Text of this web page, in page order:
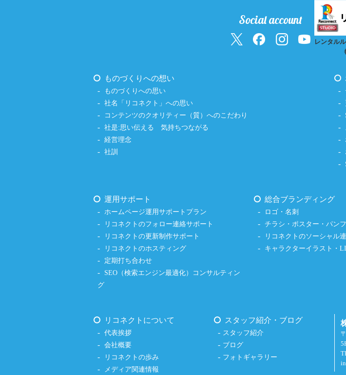
Social account
レンタル
ものづくりへの想い
ものづくりへの思い
社名「リコネクト」への思い
コンテンツのクオリティー（質）へのこだわり
社是:思い伝える 気持ちつながる
経営理念
社訓
運用サポート
ホームページ運用サポートプラン
リコネクトのフォロー連絡サポート
リコネクトの更新制作サポート
リコネクトのホスティング
定期打ち合わせ
SEO（検索エンジン最適化）コンサルティン
グ
総合ブランディング
ロゴ・名刺
チラシ・ポスター・パン
リコネクトのソーシャル
キャラクターイラスト・
リコネクトについて
代表挨拶
会社概要
リコネクトの歩み
メディア関連情報
スタッフ紹介・ブログ
スタッフ紹介
ブログ
フォトギャラリー